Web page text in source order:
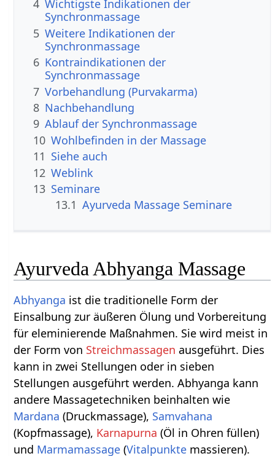
4 Wichtigste Indikationen der
Synchronmassage
5 Weitere Indikationen der
Synchronmassage
6 Kontraindikationen der
Synchronmassage
7 Vorbehandlung (Purvakarma)
8 Nachbehandlung
9 Ablauf der Synchronmassage
10 Wohlbefinden in der Massage
11 Siehe auch
12 Weblink
13 Seminare
13.1 Ayurveda Massage Seminare
Ayurveda Abhyanga Massage
Abhyanga ist die traditionelle Form der
Einsalbung zur äußeren Ölung und Vorbereitung
für eleminierende Maßnahmen. Sie wird meist in
der Form von Streichmassagen ausgeführt. Dies
kann in zwei Stellungen oder in sieben
Stellungen ausgeführt werden. Abhyanga kann
andere Massagetechniken beinhalten wie
Mardana (Druckmassage), Samvahana
(Kopfmassage), Karnapurna (Öl in Ohren füllen)
und Marmamassage (Vitalpunkte massieren).